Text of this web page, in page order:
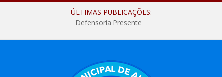
ÚLTIMAS PUBLICAÇÕES:
Defensoria Presente